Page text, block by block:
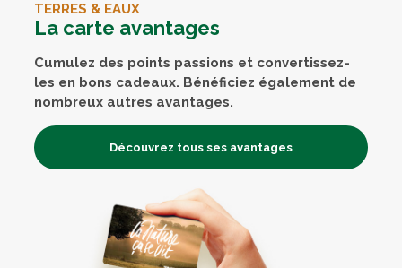
TERRES & EAUX
La carte avantages
Cumulez des points passions et convertissez-
les en bons cadeaux. Bénéficiez également de
nombreux autres avantages.
Découvrez tous ses avantages